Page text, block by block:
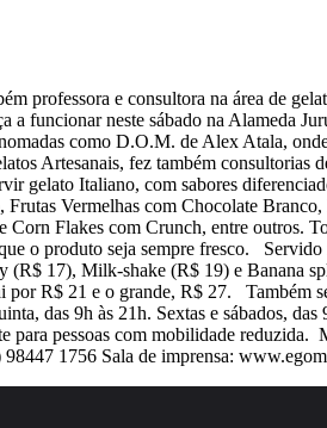
professora e consultora na área de
funcionar neste sábado na Alameda
como D.O.M. de Alex Atala,
Artesanais, fez também consultorias
gelato Italiano, com sabores
Vermelhas com Chocolate
Flakes com Crunch, entre outros.
o produto seja sempre fresco.
(R$ 17), Milk-shake (R$ 19) e Banana
por R$ 21 e o grande, R$ 27. Também
das 9h às 21h. Sextas e sábados, das
para pessoas com mobilidade
1756 Sala de imprensa: